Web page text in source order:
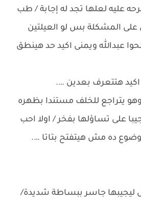
عليه لعلها تجد له إجابة / طب
على المشكلة بس لو العيلتين
عبدالله ويمنى اكيد حد هينطق
اكيد هتتعرف بعدين ….
يتراجع للخلف مستندا بظهره
على تساؤلها بفخر / اولا احب
ده مش هيتفتح بتاتا ….
ليجيبها جاسر ببساطة شديدة/